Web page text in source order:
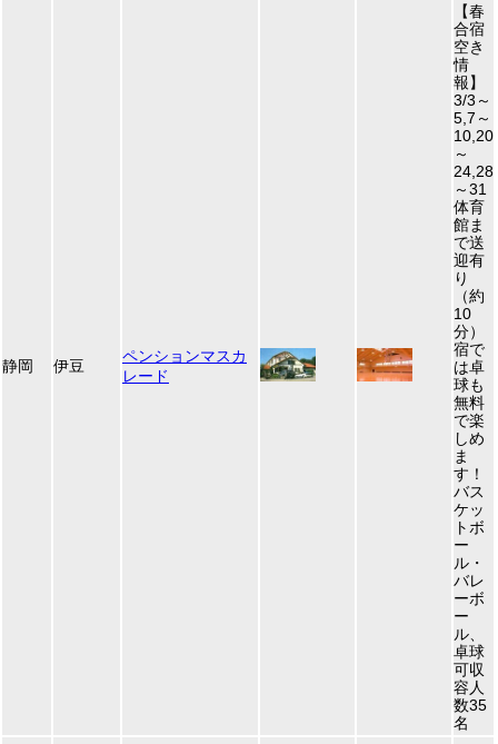
静岡 伊豆
ペンションマスカ
レード
【春
合宿
空き
情
報】
3/3～
5,7～
10,20
～
24,28
～31
体育
館ま
で送
迎有
り
（約
10
分）
宿で
は卓
球も
無料
で楽
しめ
ま
す！
バス
ケッ
トボ
ー
ル・
バレ
ーボ
ー
ル、
卓球
可収
容人
数35
名